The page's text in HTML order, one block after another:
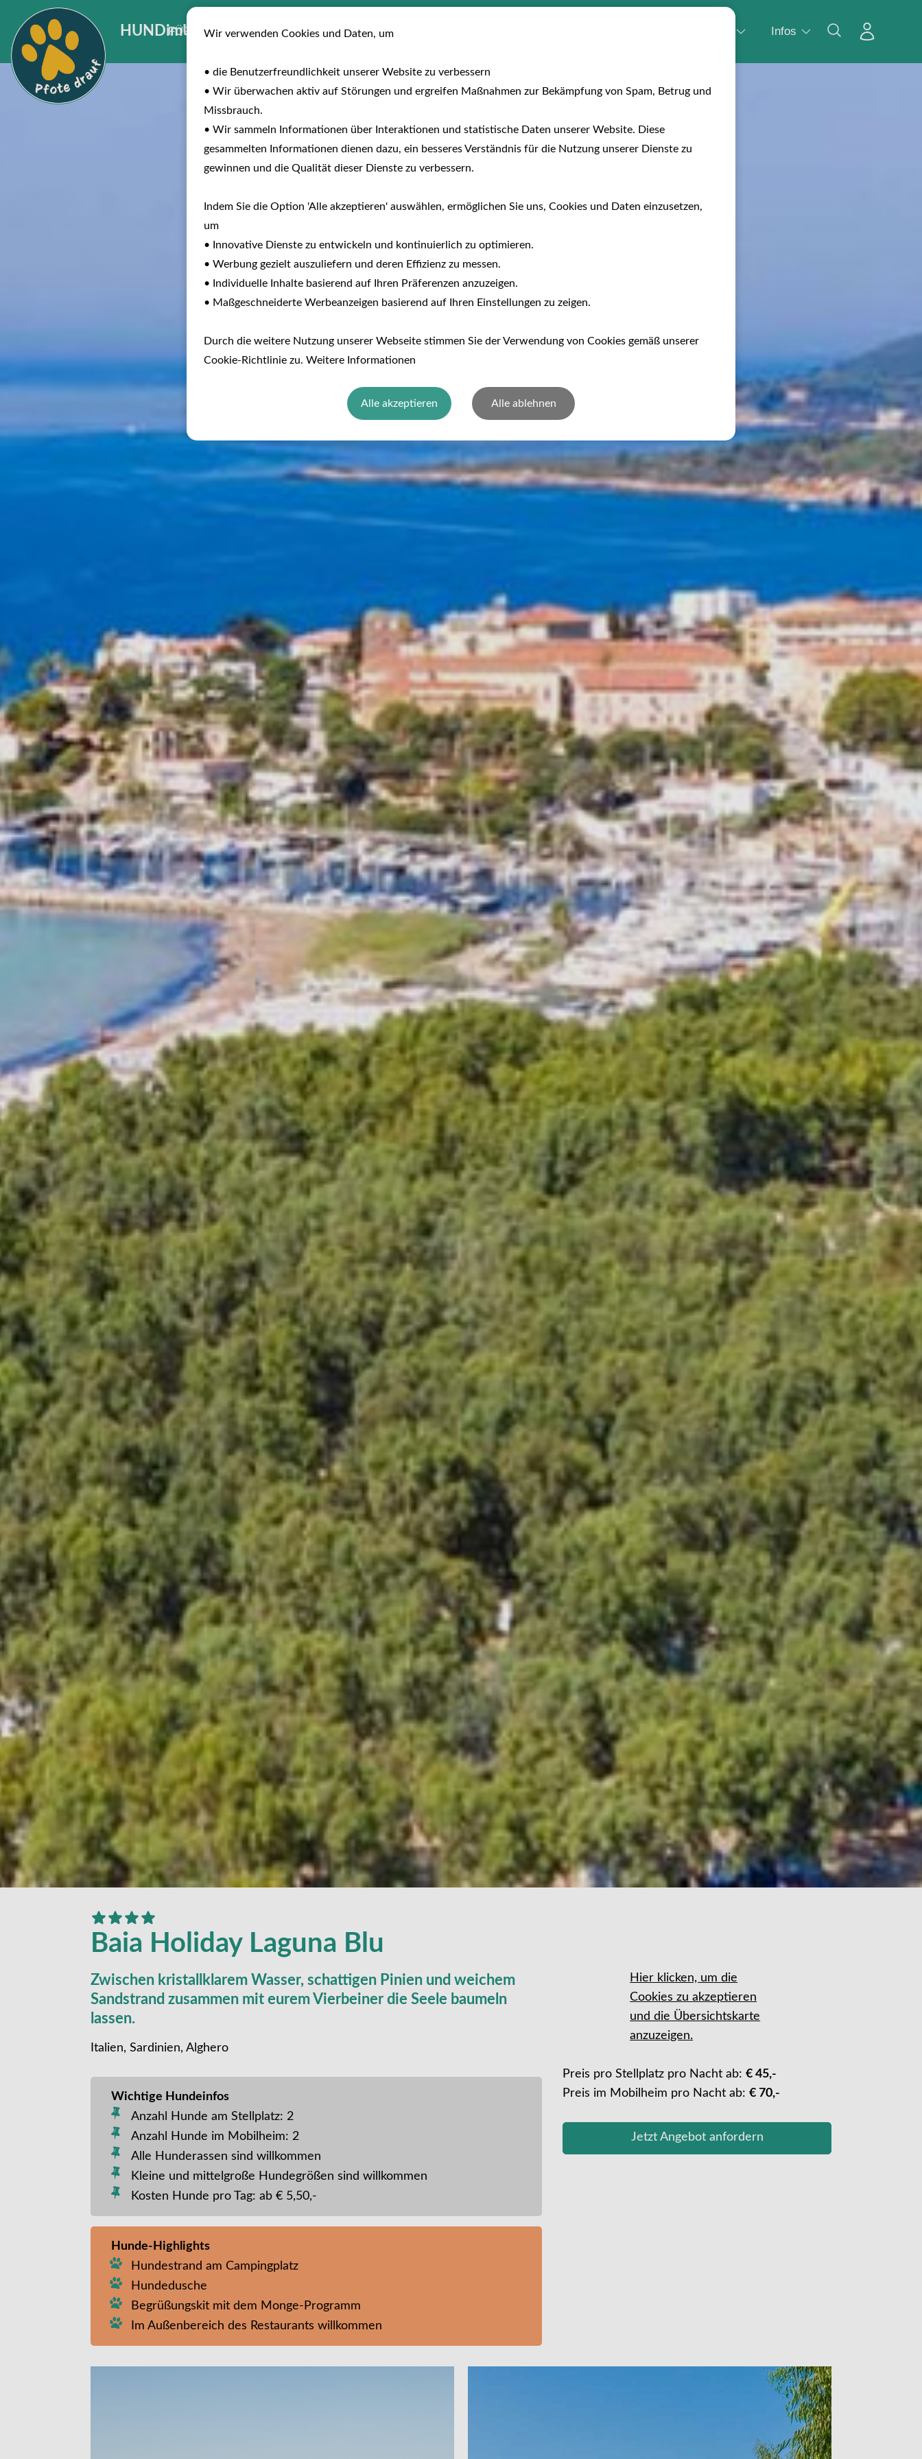
HUNDimURLAUB
FÜR INVESTOREN Busreisen Hotels Infos
Baia Holiday Laguna Blu
Zwischen kristallklarem Wasser, schattigen Pinien und weichem
Sandstrand zusammen mit eurem Vierbeiner die Seele baumeln
lassen.
Italien, Sardinien, Alghero
Wichtige Hundeinfos
Anzahl Hunde am Stellplatz: 2
Anzahl Hunde im Mobilheim: 2
Alle Hunderassen sind willkommen
Kleine und mittelgroße Hundegrößen sind willkommen
Kosten Hunde pro Tag: ab € 5,50,-
Hunde-Highlights
Hundestrand am Campingplatz
Hundedusche
Begrüßungskit mit dem Monge-Programm
Im Außenbereich des Restaurants willkommen
Hier klicken, um die
Cookies zu akzeptieren
und die Übersichtskarte
anzuzeigen.
Preis pro Stellplatz pro Nacht ab:€ 45,-
Preis im Mobilheim pro Nacht ab:€ 70,-
Jetzt Angebot anfordern
Wir verwenden Cookies und Daten, um
• die Benutzerfreundlichkeit unserer Website zu verbessern
• Wir überwachen aktiv auf Störungen und ergreifen Maßnahmen zur Bekämpfung von Spam, Betrug und
Missbrauch.
• Wir sammeln Informationen über Interaktionen und statistische Daten unserer Website. Diese
gesammelten Informationen dienen dazu, ein besseres Verständnis für die Nutzung unserer Dienste zu
gewinnen und die Qualität dieser Dienste zu verbessern.
Indem Sie die Option 'Alle akzeptieren' auswählen, ermöglichen Sie uns, Cookies und Daten einzusetzen,
um
• Innovative Dienste zu entwickeln und kontinuierlich zu optimieren.
• Werbung gezielt auszuliefern und deren Effizienz zu messen.
• Individuelle Inhalte basierend auf Ihren Präferenzen anzuzeigen.
• Maßgeschneiderte Werbeanzeigen basierend auf Ihren Einstellungen zu zeigen.
Durch die weitere Nutzung unserer Webseite stimmen Sie der Verwendung von Cookies gemäß unserer
Cookie-Richtlinie zu. Weitere Informationen
Alle akzeptieren Alle ablehnen